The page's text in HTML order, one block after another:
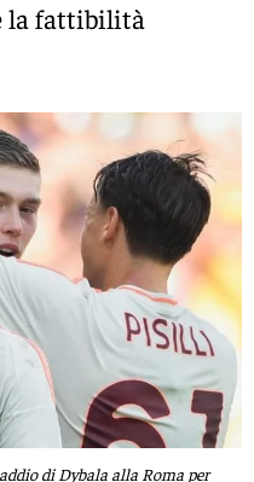
la fattibilità
di Dybala alla Roma per